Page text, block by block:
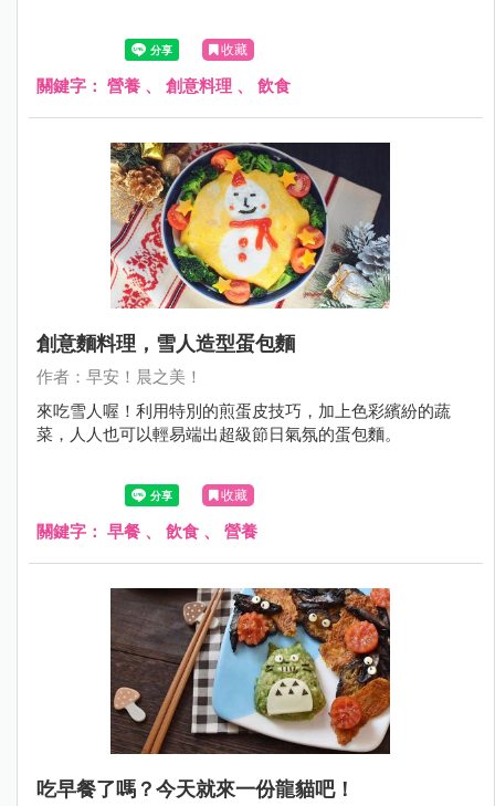
收藏
關鍵字： 營養 、 創意料理 、 飲食
創意麵料理，雪人造型蛋包麵
作者：早安！晨之美！
來吃雪人喔！利用特別的煎蛋皮技巧，加上色彩繽紛的蔬
菜，人人也可以輕易端出超級節日氣氛的蛋包麵。
收藏
關鍵字： 早餐 、 飲食 、 營養
吃早餐了嗎？今天就來一份龍貓吧！